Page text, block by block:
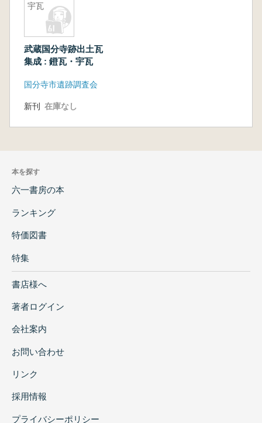
宇瓦
武蔵国分寺跡出土瓦
集成 : 鐙瓦・宇瓦
国分寺市遺跡調査会
新刊 在庫なし
本を探す
六一書房の本
ランキング
特価図書
特集
書店様へ
著者ログイン
会社案内
お問い合わせ
リンク
採用情報
プライバシーポリシー